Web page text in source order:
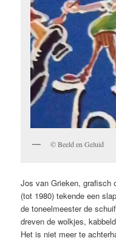
© Beeld en Geluid
Jos van Grieken, grafisch
(tot 1980) tekende een
de toneelmeester de
dreven de wolkjes,
Het is niet meer te